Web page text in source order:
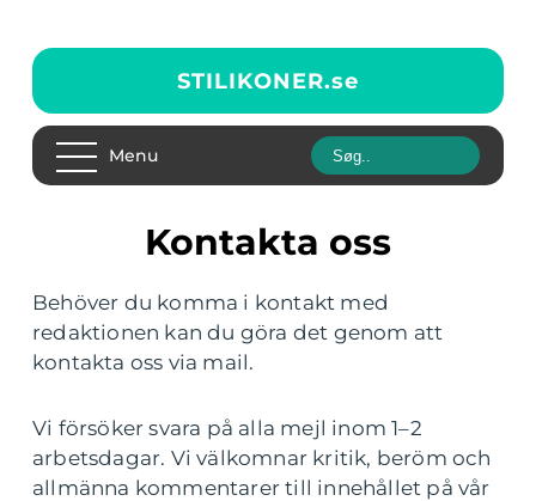
STILIKONER.se
Menu
Kontakta oss
Behöver du komma i kontakt med
redaktionen kan du göra det genom att
kontakta oss via mail.
Vi försöker svara på alla mejl inom 1–2
arbetsdagar. Vi välkomnar kritik, beröm och
allmänna kommentarer till innehållet på vår